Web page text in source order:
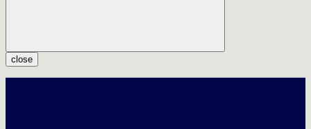
close